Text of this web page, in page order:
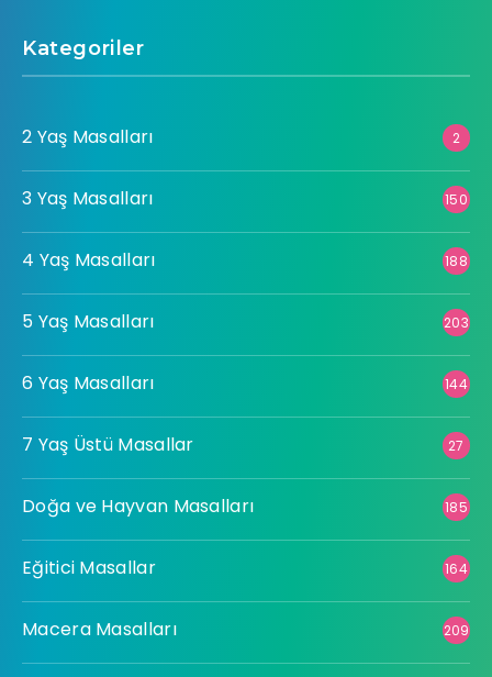
Kategoriler
2 Yaş Masalları 2
3 Yaş Masalları 150
4 Yaş Masalları 188
5 Yaş Masalları 203
6 Yaş Masalları 144
7 Yaş Üstü Masallar 27
Doğa ve Hayvan Masalları 185
Eğitici Masallar 164
Macera Masalları 209